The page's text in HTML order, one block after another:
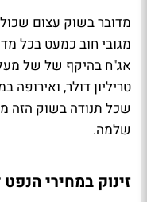
מדובר בשוק עצום
מגובי חוב כמעט בכל
טריליון דולר, ואירופה
שכל תנודה בשוק הזה
שלמה.
זינוק במחירי